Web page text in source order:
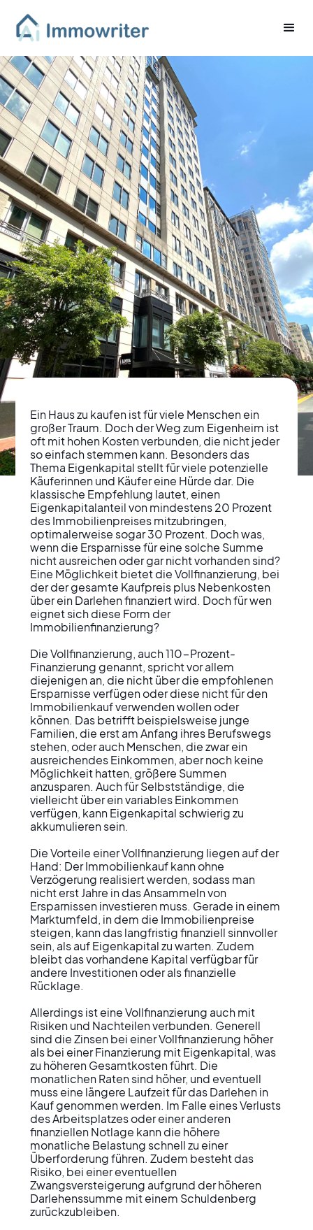
Vollfinanzierung beim
Immobilienkauf:
Chance oder Risiko?
Ein Haus zu kaufen ist für viele Menschen ein
großer Traum. Doch der Weg zum Eigenheim ist
oft mit hohen Kosten verbunden, die nicht jeder
so einfach stemmen kann. Besonders das
Thema Eigenkapital stellt für viele potenzielle
Käuferinnen und Käufer eine Hürde dar. Die
klassische Empfehlung lautet, einen
Eigenkapitalanteil von mindestens 20 Prozent
des Immobilienpreises mitzubringen,
optimalerweise sogar 30 Prozent. Doch was,
wenn die Ersparnisse für eine solche Summe
nicht ausreichen oder gar nicht vorhanden sind?
Eine Möglichkeit bietet die Vollfinanzierung, bei
der der gesamte Kaufpreis plus Nebenkosten
über ein Darlehen finanziert wird. Doch für wen
eignet sich diese Form der
Immobilienfinanzierung?
Die Vollfinanzierung, auch 110-Prozent-
Finanzierung genannt, spricht vor allem
diejenigen an, die nicht über die empfohlenen
Ersparnisse verfügen oder diese nicht für den
Immobilienkauf verwenden wollen oder
können. Das betrifft beispielsweise junge
Familien, die erst am Anfang ihres Berufswegs
stehen, oder auch Menschen, die zwar ein
ausreichendes Einkommen, aber noch keine
Möglichkeit hatten, größere Summen
anzusparen. Auch für Selbstständige, die
vielleicht über ein variables Einkommen
verfügen, kann Eigenkapital schwierig zu
akkumulieren sein.
Die Vorteile einer Vollfinanzierung liegen auf der
Hand: Der Immobilienkauf kann ohne
Verzögerung realisiert werden, sodass man
nicht erst Jahre in das Ansammeln von
Ersparnissen investieren muss. Gerade in einem
Marktumfeld, in dem die Immobilienpreise
steigen, kann das langfristig finanziell sinnvoller
sein, als auf Eigenkapital zu warten. Zudem
bleibt das vorhandene Kapital verfügbar für
andere Investitionen oder als finanzielle
Rücklage.
Allerdings ist eine Vollfinanzierung auch mit
Risiken und Nachteilen verbunden. Generell
sind die Zinsen bei einer Vollfinanzierung höher
als bei einer Finanzierung mit Eigenkapital, was
zu höheren Gesamtkosten führt. Die
monatlichen Raten sind höher, und eventuell
muss eine längere Laufzeit für das Darlehen in
Kauf genommen werden. Im Falle eines Verlusts
des Arbeitsplatzes oder einer anderen
finanziellen Notlage kann die höhere
monatliche Belastung schnell zu einer
Überforderung führen. Zudem besteht das
Risiko, bei einer eventuellen
Zwangsversteigerung aufgrund der höheren
Darlehenssumme mit einem Schuldenberg
zurückzubleiben.